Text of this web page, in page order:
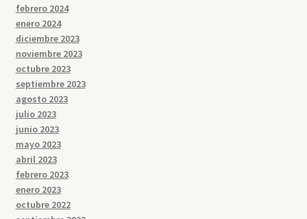
febrero 2024
enero 2024
diciembre 2023
noviembre 2023
octubre 2023
septiembre 2023
agosto 2023
julio 2023
junio 2023
mayo 2023
abril 2023
febrero 2023
enero 2023
octubre 2022